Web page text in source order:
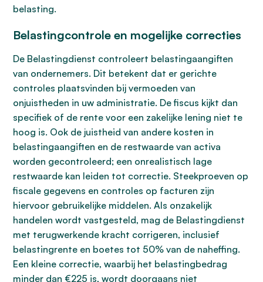
belasting.
Belastingcontrole en mogelijke correcties
De Belastingdienst controleert belastingaangiften
van ondernemers. Dit betekent dat er gerichte
controles plaatsvinden bij vermoeden van
onjuistheden in uw administratie. De fiscus kijkt dan
specifiek of de rente voor een zakelijke lening niet te
hoog is. Ook de juistheid van andere kosten in
belastingaangiften en de restwaarde van activa
worden gecontroleerd; een onrealistisch lage
restwaarde kan leiden tot correctie. Steekproeven op
fiscale gegevens en controles op facturen zijn
hiervoor gebruikelijke middelen. Als onzakelijk
handelen wordt vastgesteld, mag de Belastingdienst
met terugwerkende kracht corrigeren, inclusief
belastingrente en boetes tot 50% van de naheffing.
Een kleine correctie, waarbij het belastingbedrag
minder dan €225 is, wordt doorgaans niet